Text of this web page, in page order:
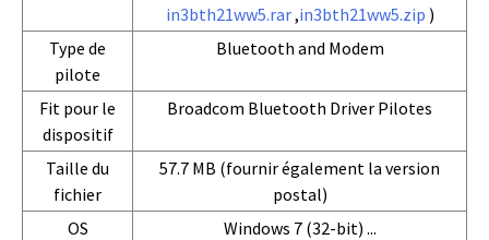
in3bth21ww5.rar,in3bth21ww5.zip )
Type de
pilote
Bluetooth and Modem
Fit pour le
dispositif
Broadcom Bluetooth Driver Pilotes
Taille du
fichier
57.7 MB (fournir également la version
postal)
OS
Windows 7 (32-bit) ...